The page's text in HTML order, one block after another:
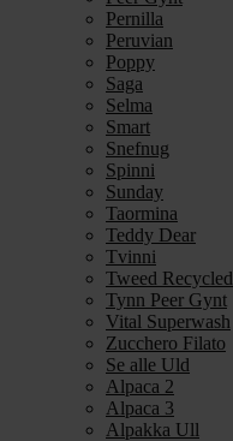
Pernilla
Peruvian
Poppy
Saga
Selma
Smart
Snefnug
Spinni
Sunday
Taormina
Teddy Dear
Tvinni
Tweed Recycled
Tynn Peer Gynt
Vital Superwash
Zucchero Filato
Se alle Uld
Alpaca 2
Alpaca 3
Alpakka Ull